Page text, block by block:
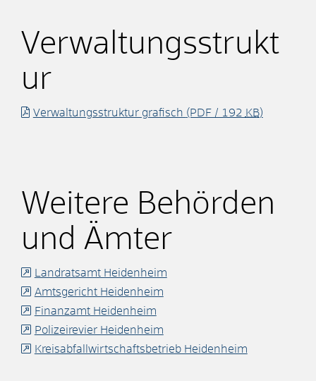
Verwaltungsstrukt
ur
Verwaltungsstruktur grafisch (PDF / 192 KB)
Weitere Behörden
und Ämter
Landratsamt Heidenheim
Amtsgericht Heidenheim
Finanzamt Heidenheim
Polizeirevier Heidenheim
Kreisabfallwirtschaftsbetrieb Heidenheim